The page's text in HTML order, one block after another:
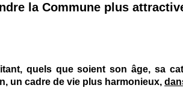
la Commune plus
quels que soient son âge, sa
un cadre de vie plus harmonieux,